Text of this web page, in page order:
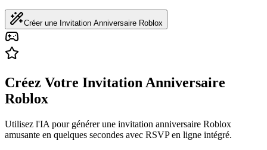
Créer une Invitation Anniversaire Roblox
Créez Votre Invitation Anniversaire
Roblox
Utilisez l'IA pour générer une invitation anniversaire Roblox
amusante en quelques secondes avec RSVP en ligne intégré.